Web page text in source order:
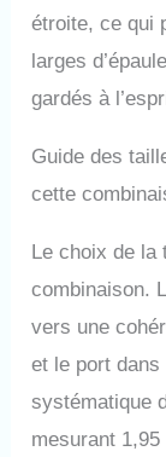
étroite, ce qui
larges
gardés à
Guide des
cette
Le choix de
combinaison.
vers une
et le port dans
systématique
mesurant